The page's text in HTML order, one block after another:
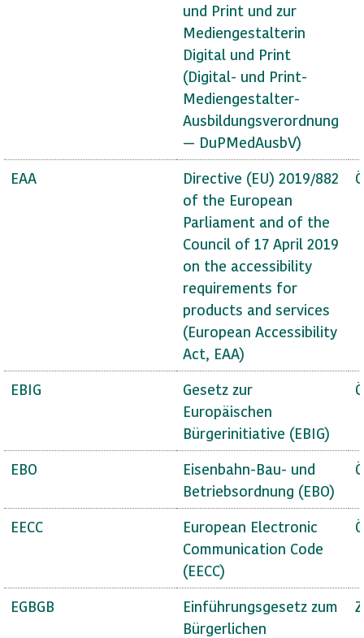
und Print und zur
Mediengestalterin
Digital und Print
(Digital- und Print-
Mediengestalter-
Ausbildungsverordnung
— DuPMedAusbV)
EAA
Directive (EU) 2019/882
of the European
Parliament and of the
Council of 17 April 2019
on the accessibility
requirements for
products and services
(European Accessibility
Act, EAA)
EBIG
Gesetz zur
Europäischen
Bürgerinitiative (EBIG)
EBO
Eisenbahn-Bau- und
Betriebsordnung (EBO)
EECC
European Electronic
Communication Code
(EECC)
EGBGB
Einführungsgesetz zum
Bürgerlichen